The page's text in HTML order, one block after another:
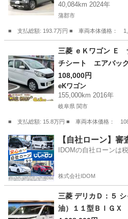
可 ＤＶＤ再生 オー
ＬＥＤヘッドラン
シート （検9.4）
40,084km 2024年
蒲郡市
■ 支払総額: 193.7万円 ■ 車両本体価格：
三菱
三菱 ｅＫワゴン
チシート エアバ
ワーウィンドウ （車
108,000円
eKワゴン
155,000km 2016年
岐阜県 関市
■ 支払総額: 15.8万円 ■ 車両本体価格：
岐阜 関市 eKワゴン
【自社ローン】
IDOMの自社ローンは
株式会社IDOM
三菱 デリカＤ：５
油）１１型ＢＩＧ